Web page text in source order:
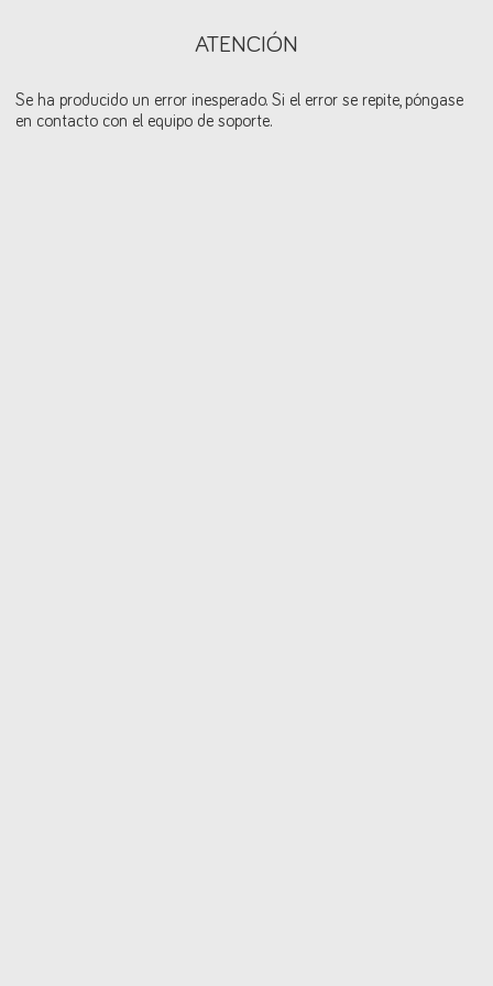
ATENCIÓN
Se ha producido un error inesperado. Si el error se repite, póngase
en contacto con el equipo de soporte.